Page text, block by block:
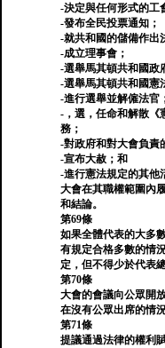
-決定與任何形式的工
-發布全民投票通知；
-就共和國的儲備作出
-成立理事會；
-選舉馬其頓共和國政
-選舉馬其頓共和國憲
-進行選舉並解僱法官
-，選，任命和解散《
務；
-對政府和對大會負責
-宣布大赦；和
-進行憲法規定的其他
大會在其職權範圍內
和結論。
第69條
如果全體代表的大多
有規定合格多數的情
定，但不得少於代表
第70條
大會的會議向公眾開
在沒有公眾出席的情況
第71條
提議通過法律的權利